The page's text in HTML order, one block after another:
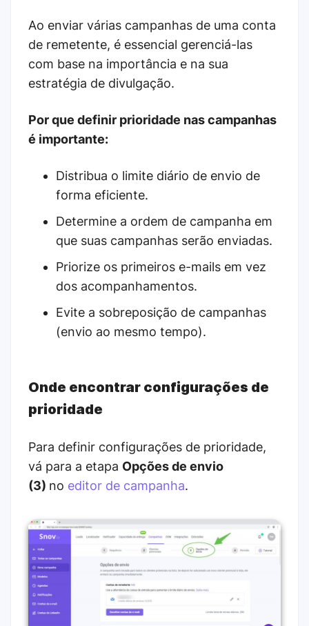
Ao enviar várias campanhas de uma conta
de remetente, é essencial gerenciá-las
com base na importância e na sua
estratégia de divulgação.
Por que definir prioridade nas campanhas
é importante:
Distribua o limite diário de envio de
forma eficiente.
Determine a ordem de campanha em
que suas campanhas serão enviadas.
Priorize os primeiros e-mails em vez
dos acompanhamentos.
Evite a sobreposição de campanhas
(envio ao mesmo tempo).
Onde encontrar configurações de
prioridade
Para definir configurações de prioridade,
vá para a etapa Opções de envio
(3) no editor de campanha.